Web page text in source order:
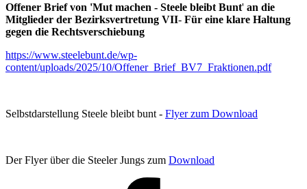
Offener Brief von 'Mut machen - Steele bleibt Bunt' an die
Mitglieder der Bezirksvertretung VII- Für eine klare Haltung
gegen die Rechtsverschiebung
https://www.steelebunt.de/wp-
content/uploads/2025/10/Offener_Brief_BV7_Fraktionen.pdf
Selbstdarstellung Steele bleibt bunt - Flyer zum Download
Der Flyer über die Steeler Jungs zum Download